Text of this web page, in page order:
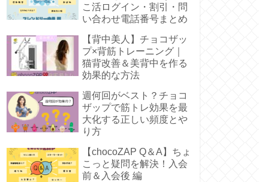
こ活ログイン・割引・問
い合わせ電話番号まとめ
【背中美人】チョコザッ
プ×背筋トレーニング｜
猫背改善＆美背中を作る
効果的な方法
週何回がベスト？チョコ
ザップで筋トレ効果を最
大化する正しい頻度とや
り方
【chocoZAP Q＆A】ちょ
こっと疑問を解決！入会
前＆入会後 編